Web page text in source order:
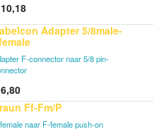
10,18
Adapter 5/8male-
F-connector naar 5/8 pin-
6,80
Ff-Fm/P
naar F-female push-on